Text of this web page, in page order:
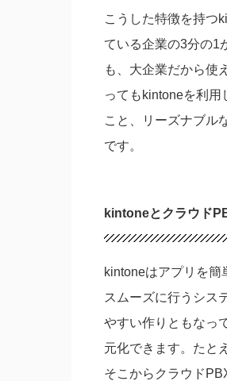
こうした特徴を持つ
ている企業の3分の1
も、大企業だから使
ってもkintoneを利用
こと、リーズナブル
です。
kintoneとクラウド
kintoneはアプリを
スムーズに行うシス
やすい作りともなっ
元化できます。たと
そこからクラウド